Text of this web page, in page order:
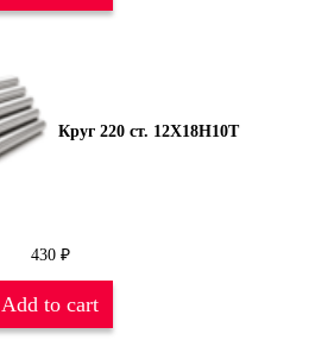
Круг 220 ст. 12Х18Н10Т
430 ₽
Add to cart